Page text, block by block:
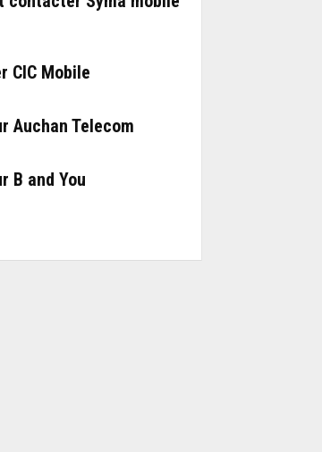
CIC Mobile
Auchan Telecom
B and You